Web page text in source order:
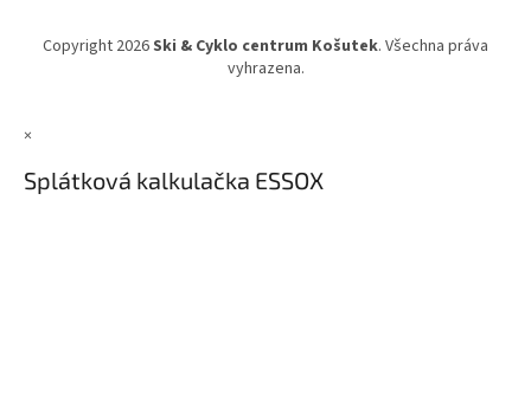
Copyright 2026Ski & Cyklo centrum Košutek. Všechna práva
vyhrazena.
×
Splátková kalkulačka ESSOX